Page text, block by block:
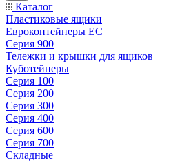
Каталог
Пластиковые ящики
Евроконтейнеры ЕС
Серия 900
Тележки и крышки для ящиков
Куботейнеры
Серия 100
Серия 200
Серия 300
Серия 400
Серия 600
Серия 700
Складные